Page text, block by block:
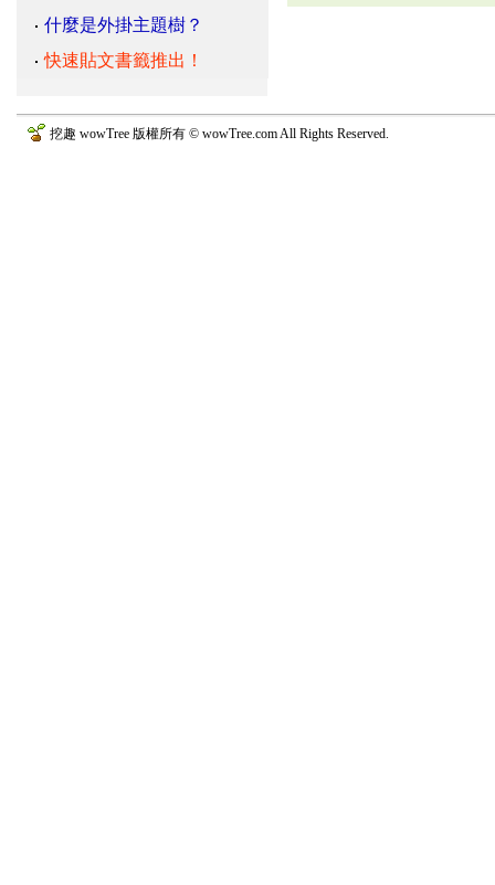
什麼是外掛主題樹？
快速貼文書籤推出！
挖趣 wowTree 版權所有 © wowTree.com All Rights Reserved.